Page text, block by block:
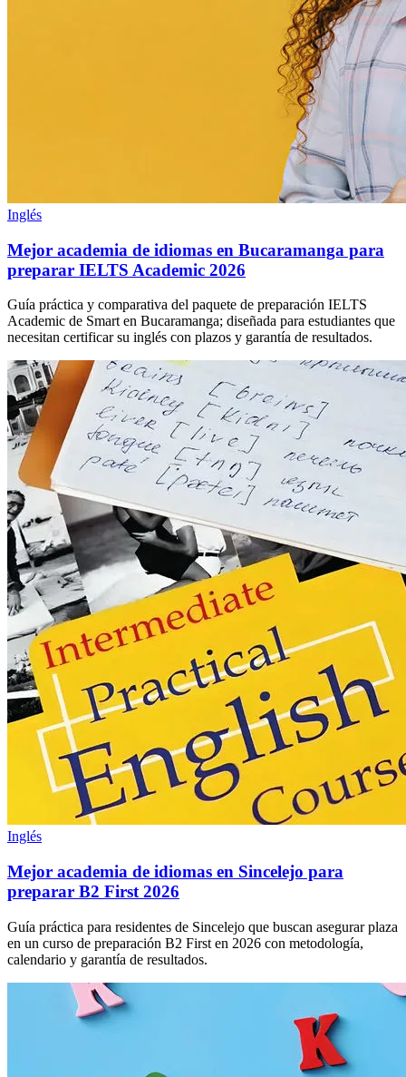
Inglés
Mejor academia de idiomas en Bucaramanga para
preparar IELTS Academic 2026
Guía práctica y comparativa del paquete de preparación IELTS
Academic de Smart en Bucaramanga; diseñada para estudiantes que
necesitan certificar su inglés con plazos y garantía de resultados.
Inglés
Mejor academia de idiomas en Sincelejo para
preparar B2 First 2026
Guía práctica para residentes de Sincelejo que buscan asegurar plaza
en un curso de preparación B2 First en 2026 con metodología,
calendario y garantía de resultados.